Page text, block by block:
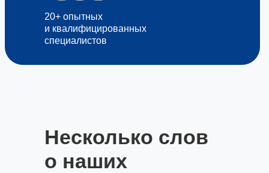
20+ опытных
и квалифицированных
специалистов
Несколько слов
о наших